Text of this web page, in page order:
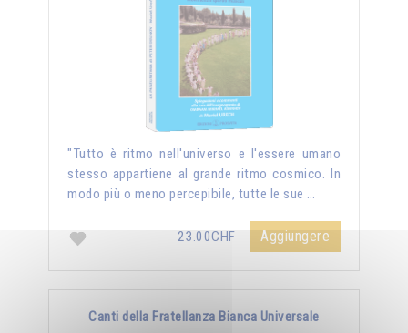
"Tutto è ritmo nell'universo e l'essere umano
stesso appartiene al grande ritmo cosmico. In
modo più o meno percepibile, tutte le sue …
23.00CHF Aggiungere
Canti della Fratellanza Bianca Universale